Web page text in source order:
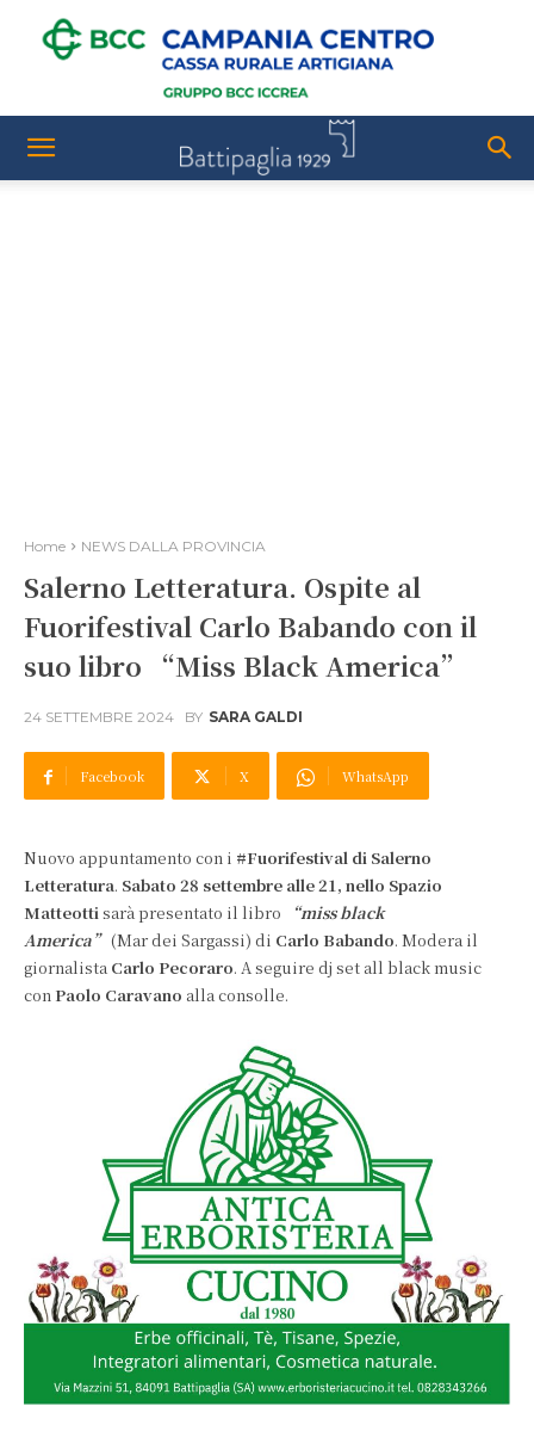
Home NEWS DALLA PROVINCIA
Salerno Letteratura. Ospite al
Fuorifestival Carlo Babando con il
suo libro “Miss Black America”
24 SETTEMBRE 2024 BY SARA GALDI
Facebook X WhatsApp
Nuovo appuntamento con i #Fuorifestival di Salerno
Letteratura. Sabato 28 settembre alle 21, nello Spazio
Matteottisarà presentato il libro
“miss black
America” (Mar dei Sargassi) di Carlo Babando. Modera il
giornalista Carlo Pecoraro. A seguire dj set all black music
con Paolo Caravano alla consolle.